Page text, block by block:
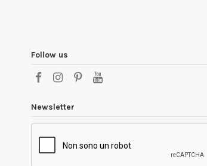
Follow us
Newsletter